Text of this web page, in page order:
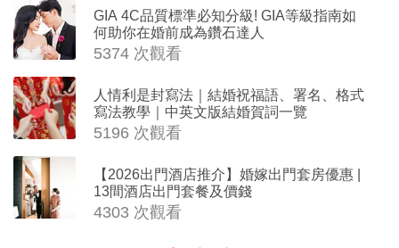
GIA 4C品質標準必知分級! GIA等級指南如
何助你在婚前成為鑽石達人
5374 次觀看
人情利是封寫法｜結婚祝福語、署名、格式
寫法教學｜中英文版結婚賀詞一覽
5196 次觀看
【2026出門酒店推介】婚嫁出門套房優惠 |
13間酒店出門套餐及價錢
4303 次觀看